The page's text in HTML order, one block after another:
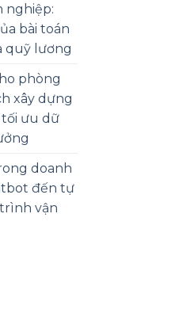
nghiệp:
bài toán
quỹ lương
phòng
xây dựng
tối ưu dữ
doanh
đến tự
vận